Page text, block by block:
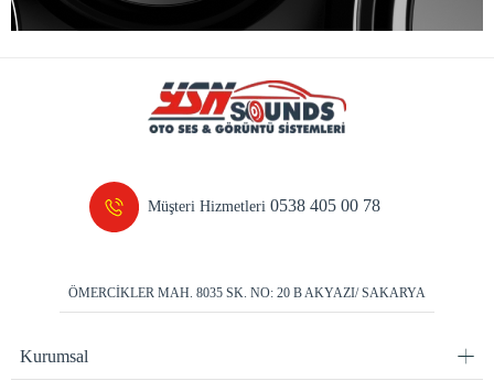
Müşteri Hizmetleri0538 405 00 78
ÖMERCİKLER MAH. 8035 SK. NO: 20 B AKYAZI/ SAKARYA
Kurumsal